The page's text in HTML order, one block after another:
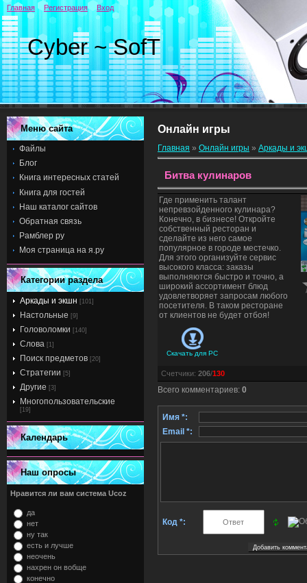
Cyber ~ SofT
Главная Регистрация Вход
Меню сайта
Файлы
Блог
Книга интересных статей
Книга для гостей
Наш каталог сайтов
Обратная связь
Рамблер ру
Моя страница на я.ру
Категории раздела
Аркады и экшн [101]
Настольные [9]
Головоломки [140]
Слова [1]
Поиск предметов [20]
Стратегии [5]
Другие [3]
Многопользовательские
[19]
Календарь
Наш опросы
Нравится ли вам система Ucoz
да
нет
ну так
есть и лучше
неочень
нахрен он вобще
конечно
Онлайн игры
Главная » Онлайн игры » Аркады и
Битва кулинаров
Где применить талант
непревзойденного кулинара?
Конечно, в бизнесе! Откройте
собственный ресторан и
сделайте из него самое
популярное в городе местечко.
Для этого организуйте сервис
высокого класса: заказы
выполняются быстро и точно, а
широкий ассортимент блюд
удовлетворяет запросам любого
посетителя. В таком ресторане
от клиентов не будет отбоя!
Скачать для PC
Счетчики: 206/130
Всего комментариев: 0
Имя *:
Email *:
Код *: